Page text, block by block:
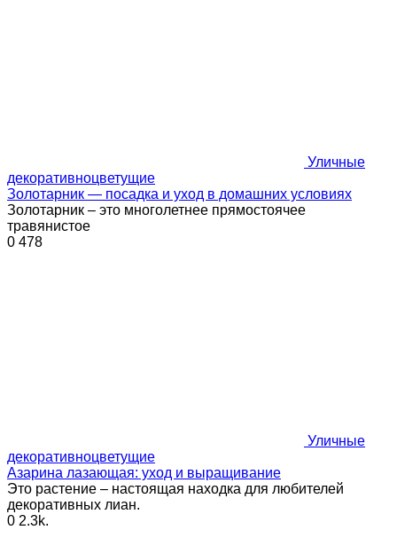
Уличные
декоративноцветущие
Золотарник — посадка и уход в домашних условиях
Золотарник – это многолетнее прямостоячее
травянистое
0 478
Уличные
декоративноцветущие
Азарина лазающая: уход и выращивание
Это растение – настоящая находка для любителей
декоративных лиан.
0 2.3k.